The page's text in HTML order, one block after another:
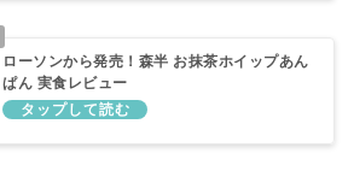
ローソンから発売！森半 お抹茶ホイップあん
ぱん 実食レビュー